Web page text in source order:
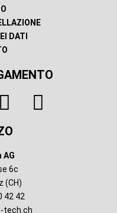
DATI
AG
6c
(CH)
42 42
tech.ch